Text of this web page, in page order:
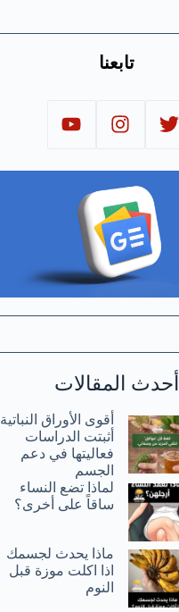
تابعنا
أحدث المقالات
أقوى الأوراق النباتية
أثبتت الدراسات
فعاليتها في دعم
الجسم
لماذا تضع النساء
ساقاً على أخرى؟
ماذا يحدث لجسمك
اذا اكلت موزة قبل
النوم